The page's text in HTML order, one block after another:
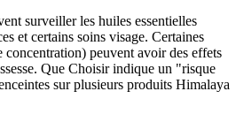
surveiller les huiles essentielles
et certains soins visage. Certaines
concentration) peuvent avoir des effets
Que Choisir indique un "risque
sur plusieurs produits Himalaya